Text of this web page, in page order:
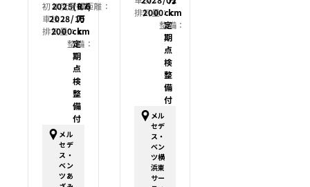
初年度登録：
2025(R7)
車検：
2028/10
排気量：
2000cc
走行距離：
0.6
万
km
整備：
定
期
点
検
整
備
付
メル
セデ
ス・
ベン
ツあ
排気量：
2000cckm
整備：
定
期
点
検
整
備
付
メル
セデ
ス・
ベン
ツ横
浜東
サー